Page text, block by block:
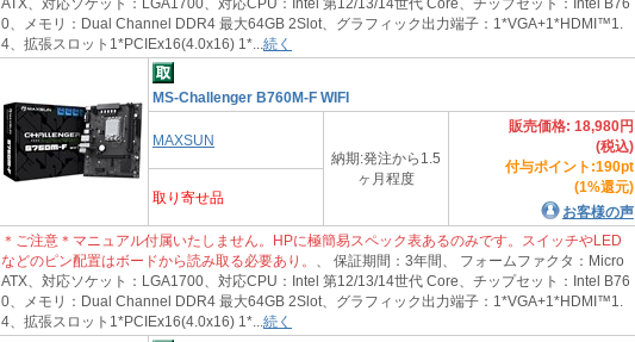
0、メモリ：Dual Channel DDR4 最大64GB 2Slot、グラフィック出力端子：1*VGA+1*HDMI™1.
4、拡張スロット1*PCIEx16(4.0x16) 1*... 続く
MS-Challenger B760M-F WIFI
MAXSUN
納期:発注から1.5
ヶ月程度
販売価格: 18,980円
(税込)
付与ポイント:190pt
(1%還元)
お客様の声
取り寄せ品
＊ご注意＊マニュアル付属いたしません。HPに極簡易スペック表あるのみです。スイッチやLED
などのピン配置はボードから読み取る必要あり。
、 保証期間：3年間、 フォームファクタ：Micro
ATX、対応ソケット：LGA1700、対応CPU：Intel 第12/13/14世代 Core、チップセット：Intel B76
0、メモリ：Dual Channel DDR4 最大64GB 2Slot、グラフィック出力端子：1*VGA+1*HDMI™1.
4、拡張スロット1*PCIEx16(4.0x16) 1*... 続く